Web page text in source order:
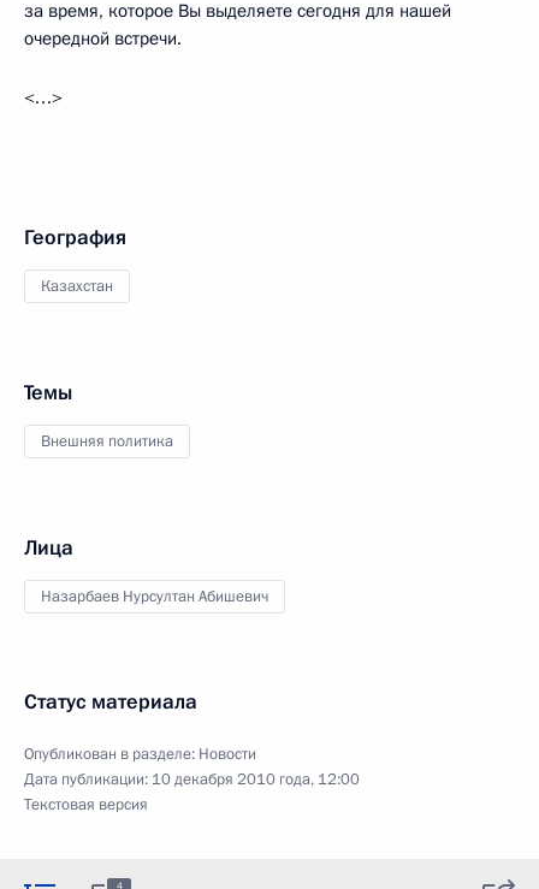
за время, которое Вы выделяете сегодня для нашей
очередной встречи.
<…>
География
Казахстан
Темы
Внешняя политика
Лица
Назарбаев Нурсултан Абишевич
Статус материала
Опубликован в разделе: Новости
Дата публикации: 10 декабря 2010 года, 12:00
Текстовая версия
4